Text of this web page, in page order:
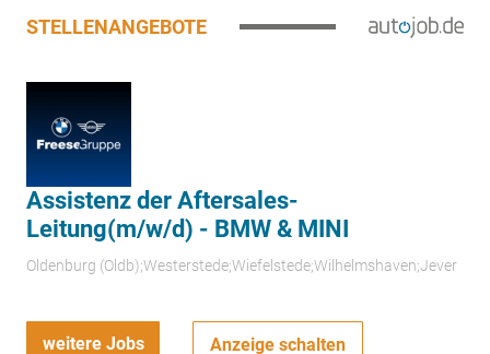
STELLENANGEBOTE
Assistenz der Aftersales-
Leitung(m/w/d) - BMW & MINI
Oldenburg (Oldb);Westerstede;Wiefelstede;Wilhelmshaven;Jever
weitere Jobs Anzeige schalten